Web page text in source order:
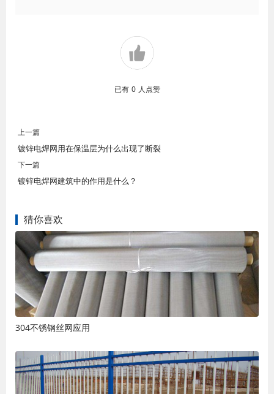
已有 0 人点赞
上一篇
镀锌电焊网用在保温层为什么出现了断裂
下一篇
镀锌电焊网建筑中的作用是什么？
猜你喜欢
304不锈钢丝网应用